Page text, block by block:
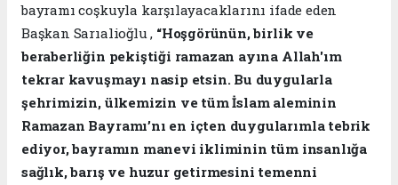
bayramı coşkuyla karşılayacaklarını ifade eden
Başkan Sarıalioğlu , “Hoşgörünün, birlik ve
beraberliğin pekiştiği ramazan ayına Allah'ım
tekrar kavuşmayı nasip etsin. Bu duygularla
şehrimizin, ülkemizin ve tüm İslam aleminin
Ramazan Bayramı’nı en içten duygularımla tebrik
ediyor, bayramın manevi ikliminin tüm insanlığa
sağlık, barış ve huzur getirmesini temenni